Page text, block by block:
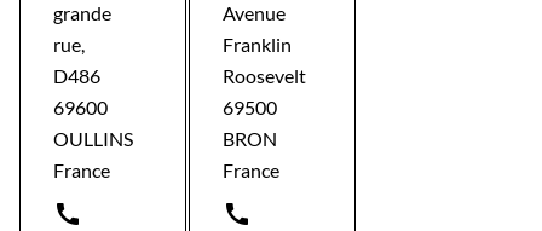
grande
rue,
D486
69600
OULLINS
France

Avenue
Franklin
Roosevelt
69500
BRON
France
